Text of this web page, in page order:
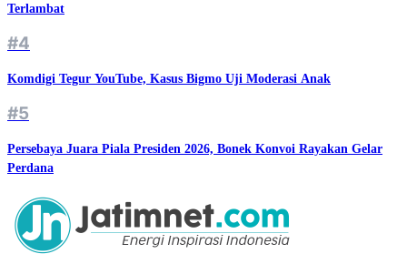
Terlambat
#4
Komdigi Tegur YouTube, Kasus Bigmo Uji Moderasi Anak
#5
Persebaya Juara Piala Presiden 2026, Bonek Konvoi Rayakan Gelar
Perdana